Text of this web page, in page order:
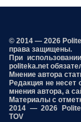
© 2014 — 2026
права защищены.
При
politeka.net
Мнение автора
Редакция не несет
мнения автора, а
Материалы с
2014 — 2026
TOV